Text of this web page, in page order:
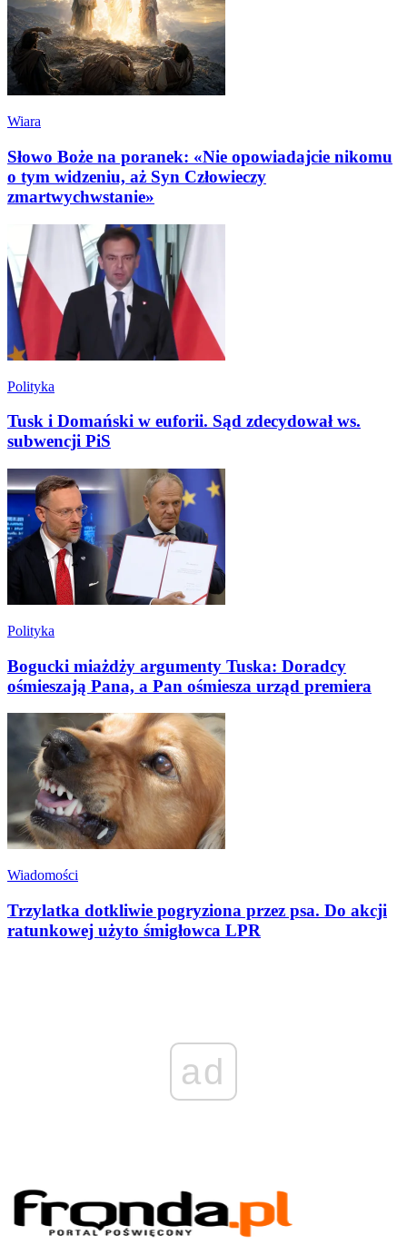
Wiara
Słowo Boże na poranek: «Nie opowiadajcie nikomu
o tym widzeniu, aż Syn Człowieczy
zmartwychwstanie»
Polityka
Tusk i Domański w euforii. Sąd zdecydował ws.
subwencji PiS
Polityka
Bogucki miażdży argumenty Tuska: Doradcy
ośmieszają Pana, a Pan ośmiesza urząd premiera
Wiadomości
Trzylatka dotkliwie pogryziona przez psa. Do akcji
ratunkowej użyto śmigłowca LPR
ad